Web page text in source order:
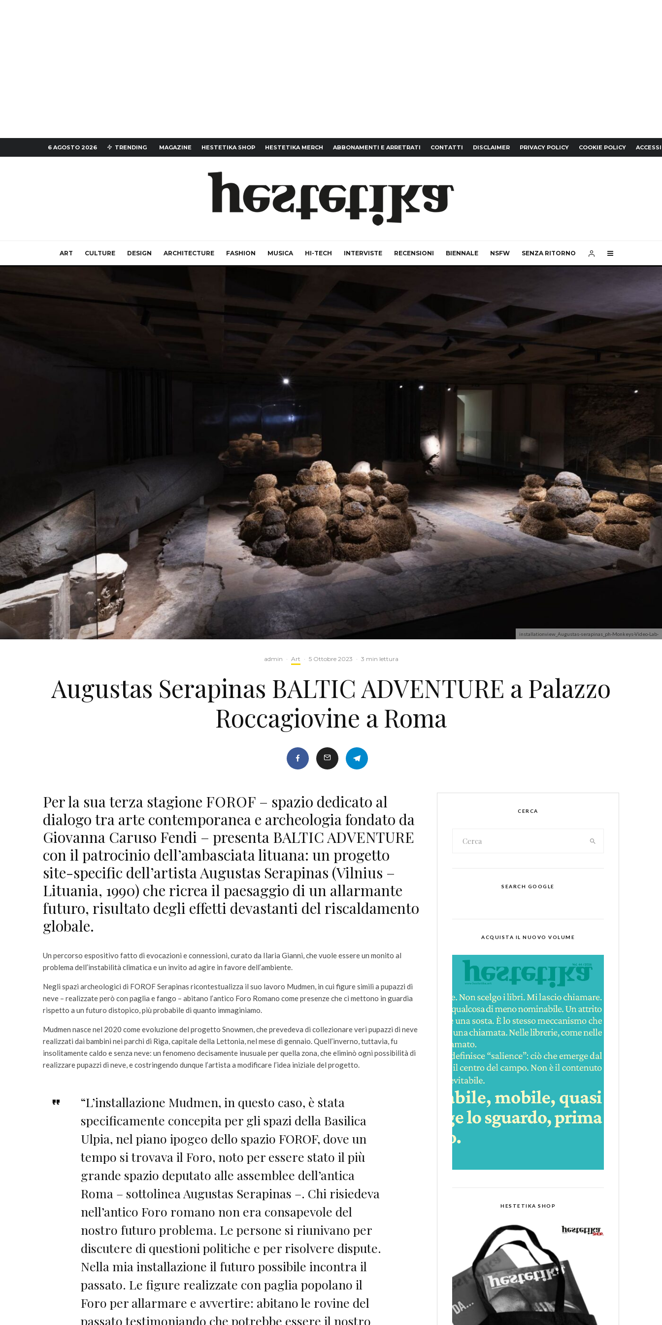
6 AGOSTO 2026 TRENDING MAGAZINE HESTETIKA SHOP HESTETIKA MERCH ABBONAMENTI E ARRETRATI CONTATTI DISCLAIMER PRIVACY POLICY COOKIE POLICY
ART CULTURE DESIGN ARCHITECTURE FASHION MUSICA HI-TECH INTERVISTE RECENSIONI BIENNALE NSFW SENZA RITORNO
installationview_Augustas-serapinas_ph-Monkeys-Video-Lab-
admin · Art · 5 Ottobre 2023 · 3 min lettura
Augustas Serapinas BALTIC ADVENTURE a Palazzo
Roccagiovine a Roma
Per la sua terza stagione FOROF – spazio dedicato al
dialogo tra arte contemporanea e archeologia fondato da
Giovanna Caruso Fendi – presenta BALTIC ADVENTURE
con il patrocinio dell’ambasciata lituana: un progetto
site-specific dell’artista Augustas Serapinas (Vilnius –
Lituania, 1990) che ricrea il paesaggio di un allarmante
futuro, risultato degli effetti devastanti del riscaldamento
globale.
Un percorso espositivo fatto di evocazioni e connessioni, curato da Ilaria Gianni, che vuole essere un monito al
problema dell’instabilità climatica e un invito ad agire in favore dell’ambiente.
Negli spazi archeologici di FOROF Serapinas ricontestualizza il suo lavoro Mudmen, in cui figure simili a pupazzi di
neve – realizzate però con paglia e fango – abitano l’antico Foro Romano come presenze che ci mettono in guardia
rispetto a un futuro distopico, più probabile di quanto immaginiamo.
Mudmen nasce nel 2020 come evoluzione del progetto Snowmen, che prevedeva di collezionare veri pupazzi di neve
realizzati dai bambini nei parchi di Riga, capitale della Lettonia, nel mese di gennaio. Quell’inverno, tuttavia, fu
insolitamente caldo e senza neve: un fenomeno decisamente inusuale per quella zona, che eliminò ogni possibilità di
realizzare pupazzi di neve, e costringendo dunque l’artista a modificare l’idea iniziale del progetto.
“L’installazione Mudmen, in questo caso, è stata
specificamente concepita per gli spazi della Basilica
Ulpia, nel piano ipogeo dello spazio FOROF, dove un
tempo si trovava il Foro, noto per essere stato il più
grande spazio deputato alle assemblee dell’antica
Roma – sottolinea Augustas Serapinas –. Chi risiedeva
nell’antico Foro romano non era consapevole del
nostro futuro problema. Le persone si riunivano per
discutere di questioni politiche e per risolvere dispute.
Nella mia installazione il futuro possibile incontra il
passato. Le figure realizzate con paglia popolano il
Foro per allarmare e avvertire: abitano le rovine del
passato testimoniando che potrebbe essere il nostro
CERCA
SEARCH GOOGLE
ACQUISTA IL NUOVO VOLUME
HESTETIKA SHOP